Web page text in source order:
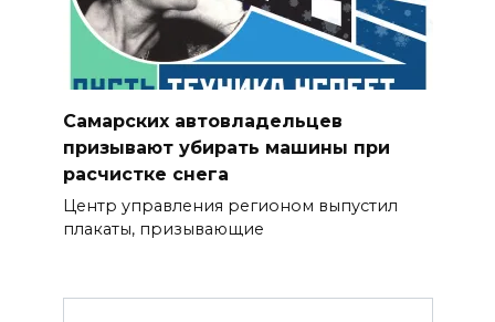
Самарских автовладельцев
призывают убирать машины при
расчистке снега
Центр управления регионом выпустил
плакаты, призывающие